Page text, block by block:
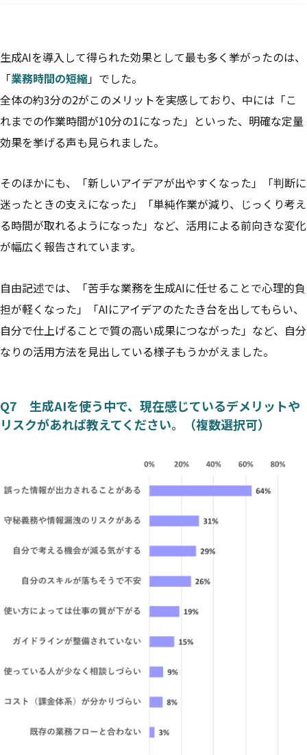
生成AIを導入して得られた効果として最も多く挙がったのは、
「業務時間の短縮 」でした。
全体の約3分の2がこのメリットを実感しており、中には「こ
れまでの作業時間が10分の1になった」といった、明確な定量
効果を挙げる声も見られました。
そのほかにも、「新しいアイデアが出やすくなった」「判断に
迷ったときの支えになった」「単純作業が減り、じっくり考え
る時間が取れるようになった」など、活用による前向きな変化
が幅広く報告されています。
自由記述では、「苦手な業務を生成AIに任せることで心理的負
担が軽くなった」「AIにアイデアのたたき台を出してもらい、
自分で仕上げることで質の高い成果につながった」など、自分
なりの活用方法を見出している様子もうかがえました。
Q7 生成AIを使う中で、現在感じているデメリットや
リスクがあれば教えてください。（複数選択可）